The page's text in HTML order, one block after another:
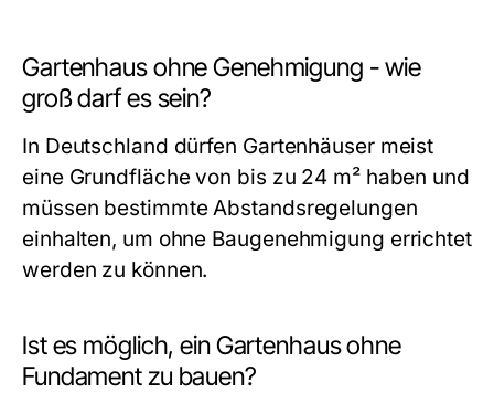
Gartenhaus ohne Genehmigung - wie
groß darf es sein?
In Deutschland dürfen Gartenhäuser meist
eine Grundfläche von bis zu 24 m² haben und
müssen bestimmte Abstandsregelungen
einhalten, um ohne Baugenehmigung errichtet
werden zu können.
Ist es möglich, ein Gartenhaus ohne
Fundament zu bauen?